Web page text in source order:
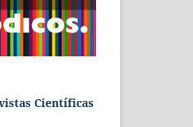
Científicas